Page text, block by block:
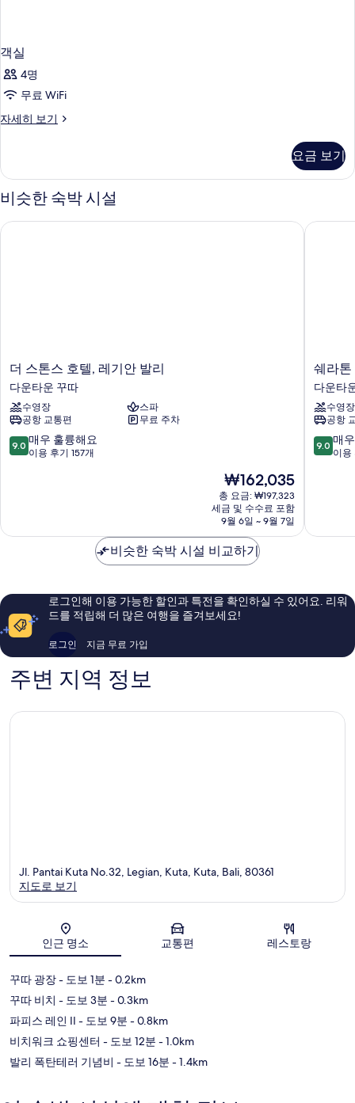
객실
4명
무료 WiFi
자세히 보기
객
히
기
요금 보기
비슷한 숙박 시설
더
스
톤
스
호
텔,
레
운
따
더 스톤스 호텔, 레기안 발리
다운타운 꾸따
수영장
스파
공항 교통편
무료 주차
10
점
매
해
이
용
157
9.0 매우 훌륭해요
이용 후기 157개
현
재
요
금
₩162,035
₩162,035
총 요금: ₩197,323
세금 및 수수료 포함
9월 6일 ~ 9월 7일
더 스톤스 호텔, 레기안 발리
쉐
라
톤
발
리
쿠
타
타
쉐라톤
다운타
수영장
공항
10
점
매
해
요,
9.0 매
이용
쉐라톤
비슷한 숙박 시설 비교하기
로그인해 이용 가능한 할인과 특전을 확인하실 수 있어요. 리워
드를 적립해 더 많은 여행을 즐겨보세요!
로그인 지금 무료 가입
주변 지역 정보
지도
Jl. Pantai Kuta No.32, Legian, Kuta, Kuta, Bali, 80361
지도로 보기
인근 명소 교통편 레스토랑
꾸따 광장- 도보 1분 - 0.2km
꾸따 비치 - 도보 3분 - 0.3km
파피스 레인 II - 도보 9분 - 0.8km
비치워크 쇼핑센터 - 도보 12분 - 1.0km
발리 폭탄테러 기념비 - 도보 16분 - 1.4km